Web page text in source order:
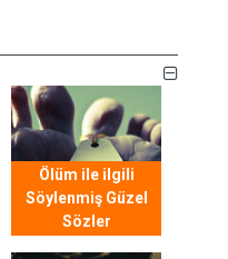
Ölüm ile ilgili
Söylenmiş Güzel
Sözler